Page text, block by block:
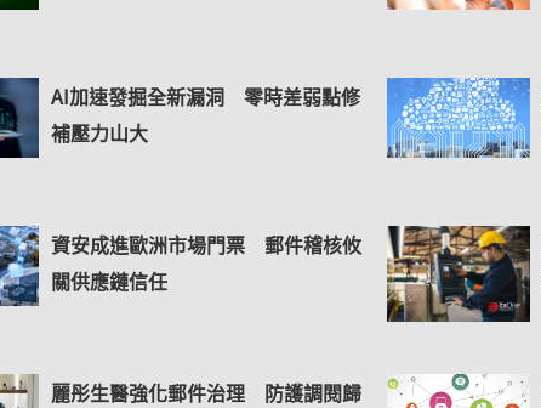
AI加速發掘全新漏洞 零時差弱點修
補壓力山大
資安成進歐洲市場門票 郵件稽核攸
關供應鏈信任
麗彤生醫強化郵件治理 防護調閱歸